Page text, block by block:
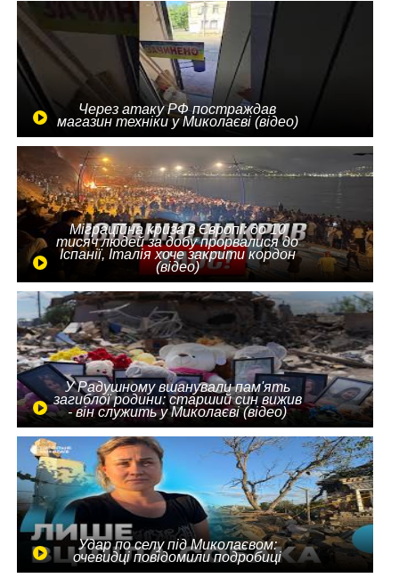
Через атаку РФ постраждав
магазин техніки у Миколаєві (відео)
Міграційна криза в Європі: до 10
тисяч людей за добу прорвалися до
Іспанії, Італія хоче закрити кордон
(відео)
У Радушному вшанували пам'ять
загиблої родини: старший син вижив
- він служить у Миколаєві (відео)
Удар по селу під Миколаєвом:
очевидці повідомили подробиці